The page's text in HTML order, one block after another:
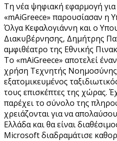
Τη νέα ψηφιακή εφαρμογή
«mAiGreece» παρουσίασαν η
Όλγα Κεφαλογιάννη και ο
Διακυβέρνησης, Δημήτρης
αμφιθέατρο της Εθνικής
Το «mAiGreece» αποτελεί
χρήση Τεχνητής Νοημοσύνης
εξατομικευμένος
τους επισκέπτες της χώρας.
παρέχει το σύνολο της
χρειάζονται για να
Ελλάδα και θα είναι
Microsoft διαδραμάτισε